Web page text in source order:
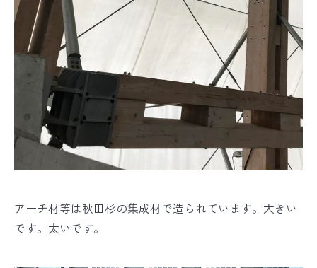
アーチ材等は秋田杉の集成材で造られています。大きい
です。太いです。